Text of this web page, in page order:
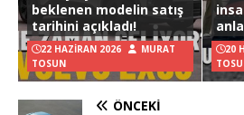
beklenen modelin satış
tarihini açıkladı!
22 HAZIRAN 2026
MURAT
TOSUN
20
ÖNCEKI